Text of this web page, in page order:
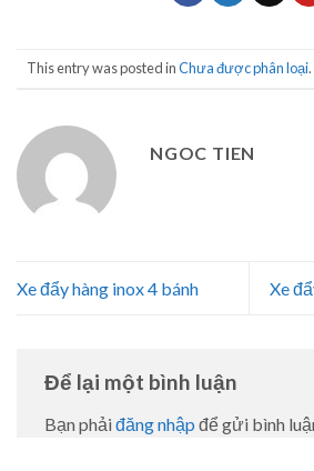
This entry was posted inChưa được phân loại
NGOC TIEN
Xe đẩy hàng inox 4 bánh Xe
Để lại một bình luận
Bạn phải đăng nhập để gửi bình